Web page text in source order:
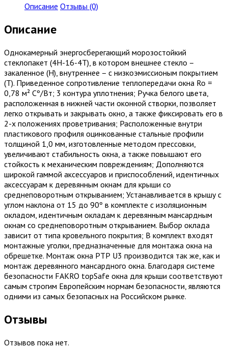
Описание Отзывы (0)
Описание
Однокамерный энергосберегающий морозостойкий
стеклопакет (4Н-16-4Т), в котором внешнее стекло –
закаленное (Н), внутреннее – с низкоэмиссионым покрытием
(Т). Приведенное сопротивление теплопередачи окна Ro =
0,78 м² Сº/Вт; 3 контура уплотнения; Ручка белого цвета,
расположенная в нижней части оконной створки, позволяет
легко открывать и закрывать окно, а также фиксировать его в
2-х положениях проветривания; Расположенные внутри
пластикового профиля оцинкованные стальные профили
толщиной 1,0 мм, изготовленные методом прессовки,
увеличивают стабильность окна, а также повышают его
стойкость к механическим повреждениям; Дополняются
широкой гаммой аксессуаров и приспособлений, идентичных
аксессуарам к деревянным окнам для крыши со
среднеповоротным открыванием; Устанавливается в крышу с
углом наклона от 15 до 90º в комплекте с изоляционным
окладом, идентичным окладам к деревянным мансардным
окнам со среднеповоротным открыванием. Выбор оклада
зависит от типа кровельного покрытия; В комплект входят
монтажные уголки, предназначенные для монтажа окна на
обрешетке. Монтаж окна РТР U3 производится так же, как и
монтаж деревянного мансардного окна. Благодаря системе
безопасности FAKRO topSafe окна для крыши соответствуют
самым строгим Европейским нормам безопасности, являются
одними из самых безопасных на Российском рынке.
Отзывы
Отзывов пока нет.